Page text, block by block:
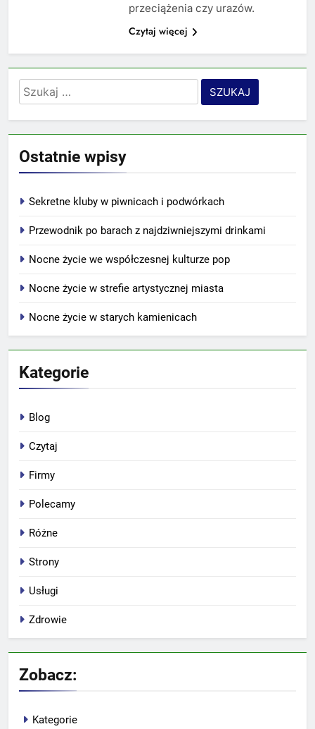
przeciążenia czy urazów.
Czytaj więcej
Szukaj:
Ostatnie wpisy
Sekretne kluby w piwnicach i podwórkach
Przewodnik po barach z najdziwniejszymi drinkami
Nocne życie we współczesnej kulturze pop
Nocne życie w strefie artystycznej miasta
Nocne życie w starych kamienicach
Kategorie
Blog
Czytaj
Firmy
Polecamy
Różne
Strony
Usługi
Zdrowie
Zobacz:
Kategorie